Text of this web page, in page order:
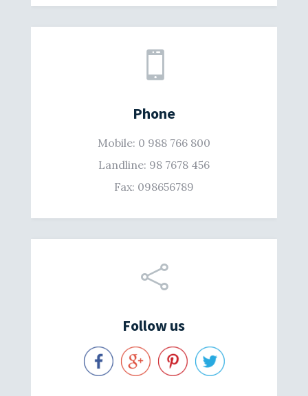

Phone
Mobile: 0 988 766 800
Landline: 98 7678 456
Fax: 098656789

Follow us